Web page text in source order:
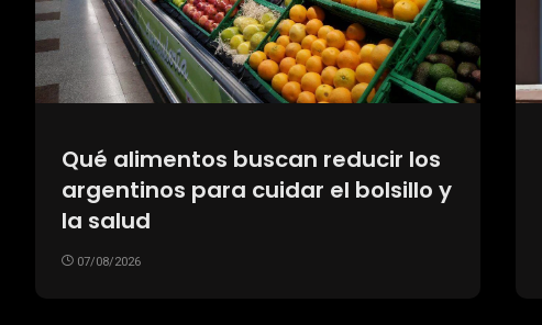
Qué alimentos buscan reducir los
argentinos para cuidar el bolsillo y
la salud
07/08/2026